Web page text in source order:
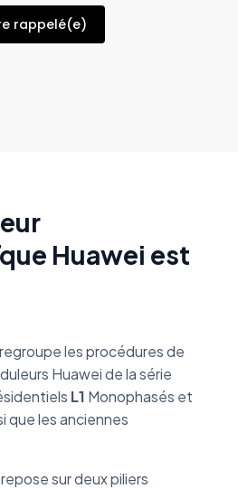
rappelé(e)
Huawei est
les procédures de
Huawei de la série
L1 Monophasés et
que les anciennes
sur deux piliers